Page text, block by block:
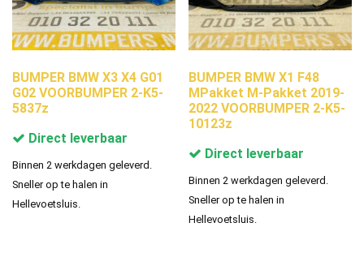
BUMPER BMW X3 X4 G01
G02 VOORBUMPER 2-K5-
5837z
Direct leverbaar
Binnen 2 werkdagen geleverd.
Sneller op te halen in
Hellevoetsluis.
BUMPER BMW X1 F48
MPakket M-Pakket 2019-
2022 VOORBUMPER 2-K5-
10123z
Direct leverbaar
Binnen 2 werkdagen geleverd.
Sneller op te halen in
Hellevoetsluis.